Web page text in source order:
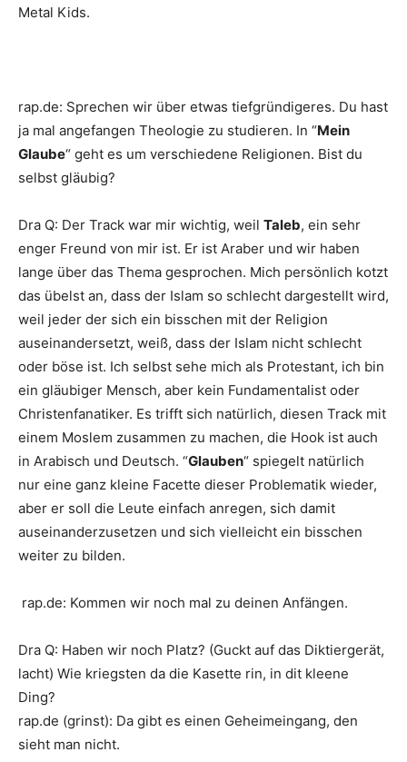
Metal Kids.
rap.de: Sprechen wir über etwas tiefgründigeres. Du hast
ja mal angefangen Theologie zu studieren. In “Mein
Glaube“ geht es um verschiedene Religionen. Bist du
selbst gläubig?
Dra Q: Der Track war mir wichtig, weil Taleb, ein sehr
enger Freund von mir ist. Er ist Araber und wir haben
lange über das Thema gesprochen. Mich persönlich kotzt
das übelst an, dass der Islam so schlecht dargestellt wird,
weil jeder der sich ein bisschen mit der Religion
auseinandersetzt, weiß, dass der Islam nicht schlecht
oder böse ist. Ich selbst sehe mich als Protestant, ich bin
ein gläubiger Mensch, aber kein Fundamentalist oder
Christenfanatiker. Es trifft sich natürlich, diesen Track mit
einem Moslem zusammen zu machen, die Hook ist auch
in Arabisch und Deutsch. “Glauben“ spiegelt natürlich
nur eine ganz kleine Facette dieser Problematik wieder,
aber er soll die Leute einfach anregen, sich damit
auseinanderzusetzen und sich vielleicht ein bisschen
weiter zu bilden.
rap.de: Kommen wir noch mal zu deinen Anfängen.
Dra Q: Haben wir noch Platz? (Guckt auf das Diktiergerät,
lacht) Wie kriegsten da die Kasette rin, in dit kleene
Ding?
rap.de (grinst): Da gibt es einen Geheimeingang, den
sieht man nicht.